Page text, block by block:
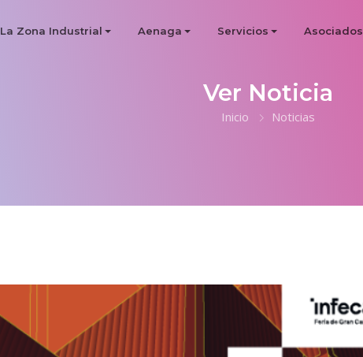
La Zona Industrial Aenaga Servicios Asociados
Ver Noticia
Inicio Noticias